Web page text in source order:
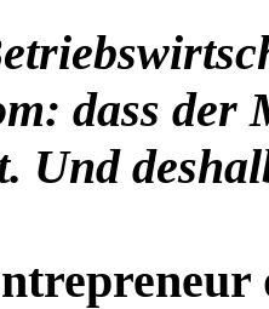
dass der
Und